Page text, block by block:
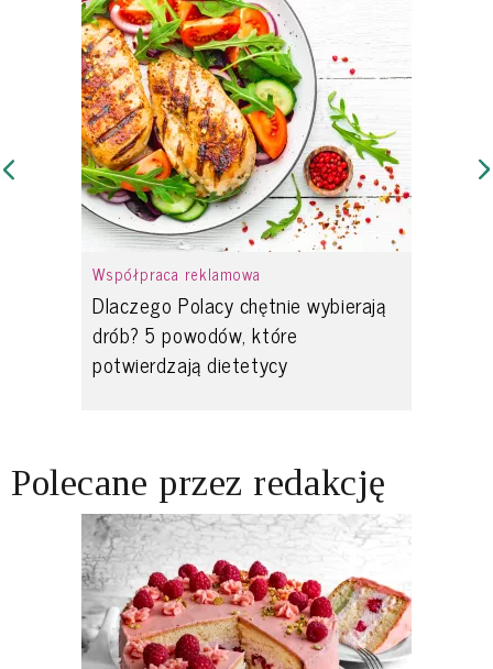
Współpraca reklamowa
Dlaczego Polacy chętnie wybierają
drób? 5 powodów, które
potwierdzają dietetycy
Polecane przez redakcję